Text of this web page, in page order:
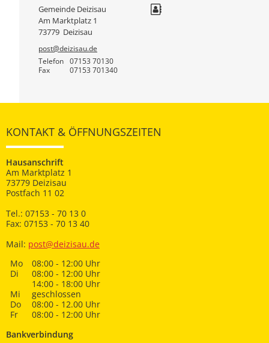
Gemeinde Deizisau
Am Marktplatz 1
73779 Deizisau
post@deizisau.de
Telefon
07153 70130
Fax 07153 701340
KONTAKT & ÖFFNUNGSZEITEN
Hausanschrift
Am Marktplatz 1
73779 Deizisau
Postfach 11 02
Tel.: 07153 - 70 13 0
Fax: 07153 - 70 13 40
Mail: post@deizisau.de
Mo
08:00 - 12:00 Uhr
Di
08:00 - 12:00 Uhr
14:00 - 18:00 Uhr
Mi
geschlossen
Do
08:00 - 12.00 Uhr
Fr
08:00 - 12:00 Uhr
Bankverbindung